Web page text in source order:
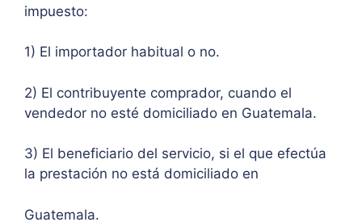
impuesto:
1) El importador habitual o no.
2) El contribuyente comprador, cuando el
vendedor no esté domiciliado en Guatemala.
3) El beneficiario del servicio, si el que efectúa
la prestación no está domiciliado en
Guatemala.